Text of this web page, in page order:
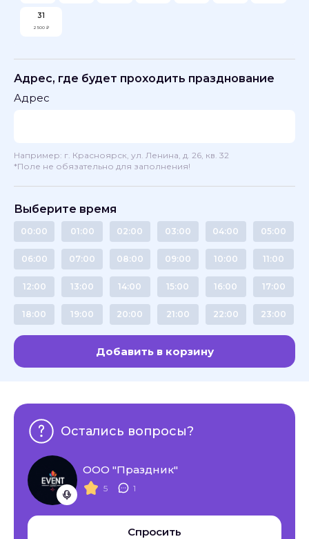
31
2 500 ₽
Адрес, где будет проходить празднование
Адрес
Например: г. Красноярск, ул. Ленина, д. 26, кв. 32
*Поле не обязательно для заполнения!
Выберите время
00:00 01:00 02:00 03:00 04:00 05:00
06:00 07:00 08:00 09:00 10:00 11:00
12:00 13:00 14:00 15:00 16:00 17:00
18:00 19:00 20:00 21:00 22:00 23:00
Добавить в корзину
Остались вопросы?
ООО "Праздник"
5 1
Спросить